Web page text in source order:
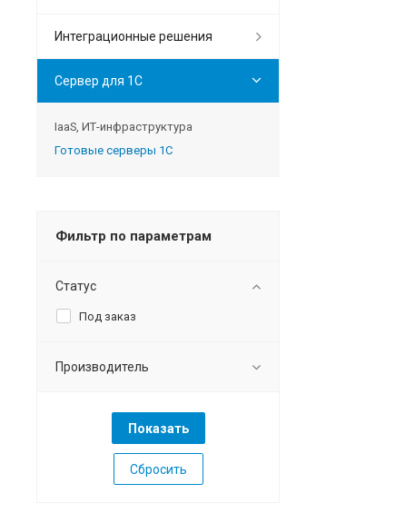
Интеграционные решения
Сервер для 1С
IaaS, ИТ-инфраструктура
Готовые серверы 1С
Фильтр по параметрам
Статус
Под заказ
Производитель
Сбросить